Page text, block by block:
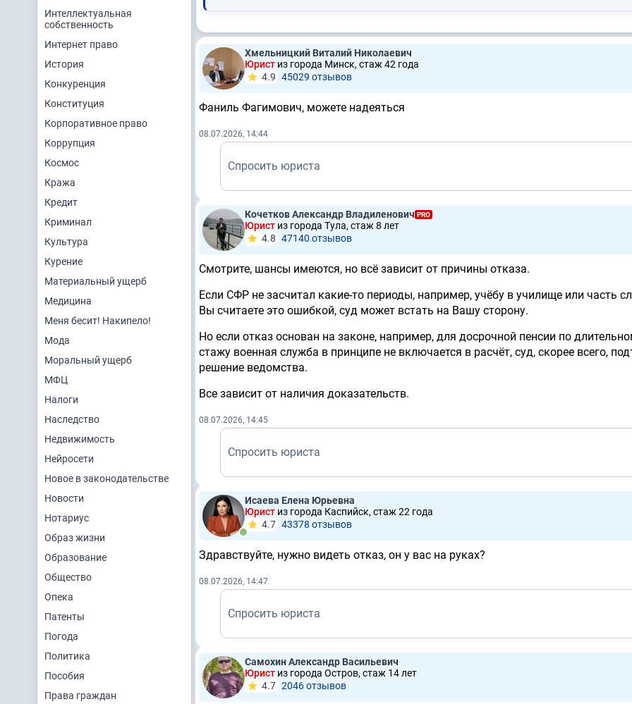
Интеллектуальная
собственность
Интернет право
История
Конкуренция
Конституция
Корпоративное право
Коррупция
Космос
Кража
Кредит
Криминал
Культура
Курение
Материальный ущерб
Медицина
Меня бесит! Накипело!
Мода
Моральный ущерб
МФЦ
Налоги
Наследство
Недвижимость
Нейросети
Новое в законодательстве
Новости
Нотариус
Образ жизни
Образование
Общество
Опека
Патенты
Погода
Политика
Пособия
Права граждан
Хмельницкий Виталий Николаевич
Юрист из города Минск, стаж 42 годa
4.9 45029 отзывов
Фаниль Фагимович, можете надеяться
08.07.2026, 14:44
Спросить юриста
Кочетков Александр Владиленович PRO
Юрист из города Тула, стаж 8 лет
4.8 47140 отзывов
Смотрите, шансы имеются, но всё зависит от причины отказа.
Если СФР не засчитал какие-то периоды, например, учёбу в училище или часть
Вы считаете это ошибкой, суд может встать на Вашу сторону.
Но если отказ основан на законе, например, для досрочной пенсии по
стажу военная служба в принципе не включается в расчёт, суд, скорее всего,
решение ведомства.
Все зависит от наличия доказательств.
08.07.2026, 14:45
Спросить юриста
Исаева Елена Юрьевна
Юрист из города Каспийск, стаж 22 годa
4.7 43378 отзывов
Здравствуйте, нужно видеть отказ, он у вас на руках?
08.07.2026, 14:47
Спросить юриста
Самохин Александр Васильевич
Юрист из города Остров, стаж 14 лет
4.7 2046 отзывов